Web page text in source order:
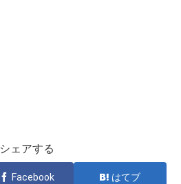
シェアする
Facebook はてブ